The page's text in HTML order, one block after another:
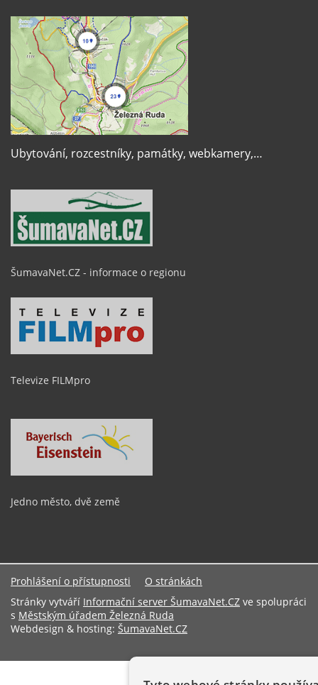
Ubytování, rozcestníky, památky, webkamery,…
ŠumavaNet.CZ - informace o regionu
Televize FILMpro
Jedno město, dvě země
Prohlášení o přístupnosti
O stránkách
Stránky vytváří Informační server ŠumavaNet.CZ ve spolupráci
s Městským úřadem Železná Ruda
Webdesign & hosting: ŠumavaNet.CZ